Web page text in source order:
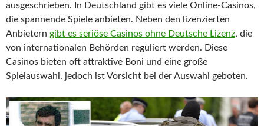
ausgeschrieben. In Deutschland gibt es viele Online-Casinos,
die spannende Spiele anbieten. Neben den lizenzierten
Anbietern gibt es seriöse Casinos ohne Deutsche Lizenz, die
von internationalen Behörden reguliert werden. Diese
Casinos bieten oft attraktive Boni und eine große
Spielauswahl, jedoch ist Vorsicht bei der Auswahl geboten.